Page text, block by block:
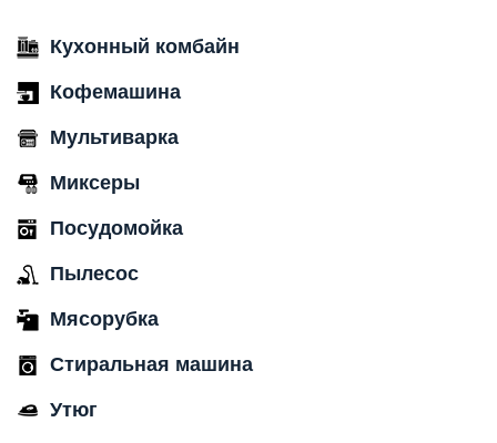
Кухонный комбайн
Кофемашина
Мультиварка
Миксеры
Посудомойка
Пылесос
Мясорубка
Стиральная машина
Утюг